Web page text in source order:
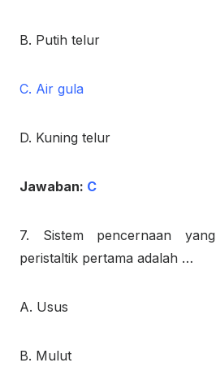
B. Putih telur
C. Air gula
D. Kuning telur
Jawaban: C
7. Sistem pencernaan
peristaltik pertama adalah …
A. Usus
B. Mulut